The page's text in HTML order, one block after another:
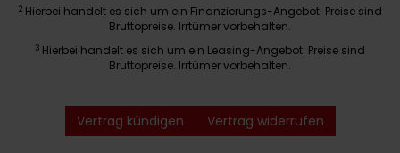
2 Hierbei handelt es sich um ein Finanzierungs-Angebot. Preise sind
Bruttopreise. Irrtümer vorbehalten.
3 Hierbei handelt es sich um ein Leasing-Angebot. Preise sind
Bruttopreise. Irrtümer vorbehalten.
Vertrag kündigen Vertrag widerrufen